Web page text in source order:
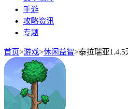
手游
攻略资讯
专题
首页>游戏>休闲益智>泰拉瑞亚1.4.5